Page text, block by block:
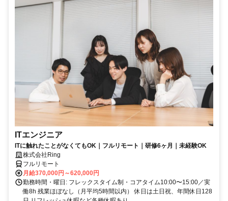
ITエンジニア
ITに触れたことがなくてもOK｜フルリモート｜研修6ヶ月｜未経験OK
株式会社Ring
フルリモート
月給370,000円～620,000円
勤務時間・曜日: フレックスタイム制・コアタイム10:00〜15:00／実
働8h 残業ほぼなし（月平均5時間以内） 休日は土日祝、年間休日128